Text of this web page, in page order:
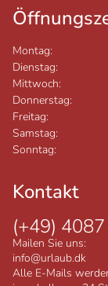
Montag:
Dienstag:
Mittwoch:
Donnerstag:
Freitag:
Samstag:
Sonntag:
Kontakt
(+49)
Mailen Sie uns:
info@urlaub.dk
Alle E-Mails